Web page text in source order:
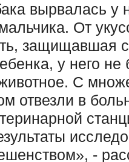
вырвалась у
От
защищавшая
у него
С
отвезли в
-